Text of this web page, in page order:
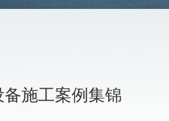
施工案例集锦